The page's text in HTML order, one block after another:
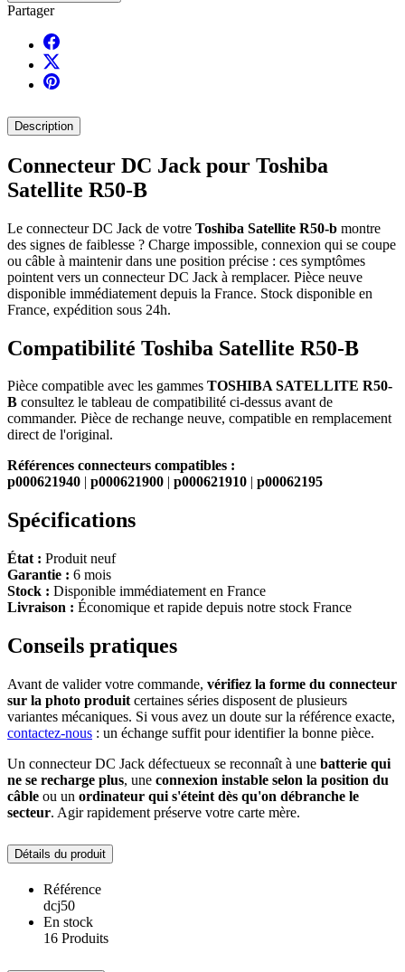
Partager
Description
Connecteur DC Jack pour Toshiba
Satellite R50-B
Le connecteur DC Jack de votre Toshiba Satellite R50-b montre
des signes de faiblesse ? Charge impossible, connexion qui se coupe
ou câble à maintenir dans une position précise : ces symptômes
pointent vers un connecteur DC Jack à remplacer. Pièce neuve
disponible immédiatement depuis la France. Stock disponible en
France, expédition sous 24h.
Compatibilité Toshiba Satellite R50-B
Pièce compatible avec les gammes TOSHIBA SATELLITE R50-
B consultez le tableau de compatibilité ci-dessus avant de
commander. Pièce de rechange neuve, compatible en remplacement
direct de l'original.
Références connecteurs compatibles :
p000621940 | p000621900 | p000621910 | p00062195
Spécifications
État : Produit neuf
Garantie : 6 mois
Stock : Disponible immédiatement en France
Livraison : Économique et rapide depuis notre stock France
Conseils pratiques
Avant de valider votre commande, vérifiez la forme du connecteur
sur la photo produit certaines séries disposent de plusieurs
variantes mécaniques. Si vous avez un doute sur la référence exacte,
contactez-nous : un échange suffit pour identifier la bonne pièce.
Un connecteur DC Jack défectueux se reconnaît à une batterie qui
ne se recharge plus, une connexion instable selon la position du
câble ou un ordinateur qui s'éteint dès qu'on débranche le
secteur. Agir rapidement préserve votre carte mère.
Détails du produit
Référence
dcj50
En stock
16 Produits